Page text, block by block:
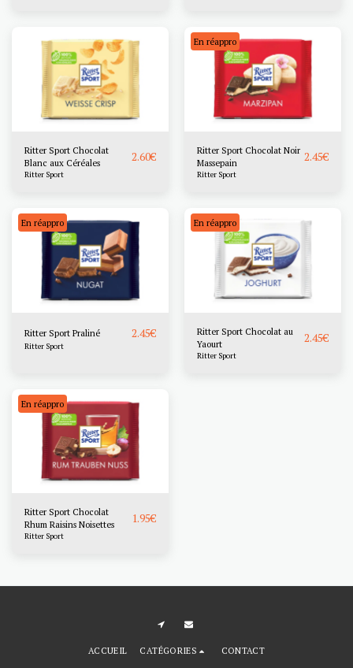
Ritter Sport Chocolat
Blanc aux Céréales
2.60€
Ritter Sport
En réappro
Ritter Sport Chocolat Noir
Massepain
2.45€
Ritter Sport
En réappro
Ritter Sport Praliné 2.45€
Ritter Sport
En réappro
Ritter Sport Chocolat au
Yaourt
2.45€
Ritter Sport
En réappro
Ritter Sport Chocolat
Rhum Raisins Noisettes
1.95€
Ritter Sport
ACCUEIL CATÉGORIES CONTACT